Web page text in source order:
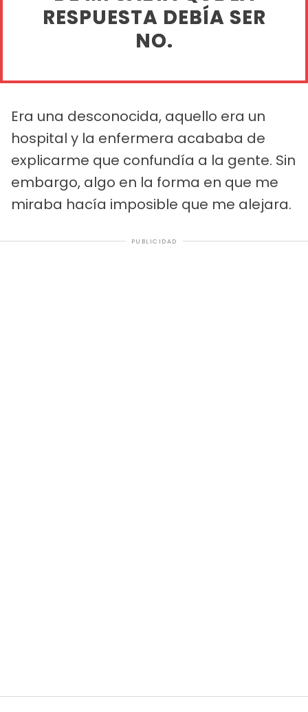
RESPUESTA DEBÍA SER
NO.
Era una desconocida, aquello era un
hospital y la enfermera acababa de
explicarme que confundía a la gente. Sin
embargo, algo en la forma en que me
miraba hacía imposible que me alejara.
PUBLICIDAD